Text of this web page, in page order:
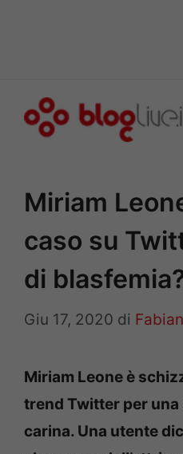
Miriam
caso su
di
Giu 17, 2020 di
Miriam Leone è
trend Twitter per
carina. Una utente